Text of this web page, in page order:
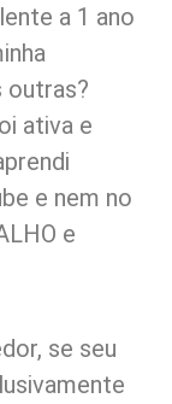
a 1 ano
outras?
ativa e
e nem no
e
se seu